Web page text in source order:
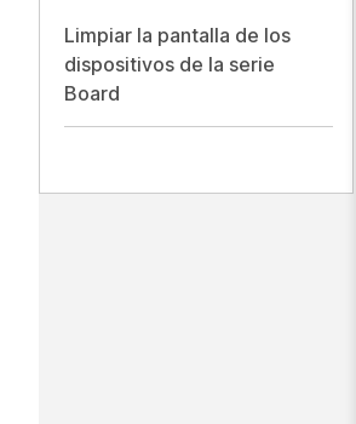
Limpiar la pantalla de los
dispositivos de la serie
Board